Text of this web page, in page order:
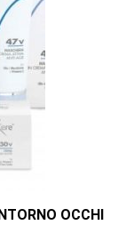
OCCHI